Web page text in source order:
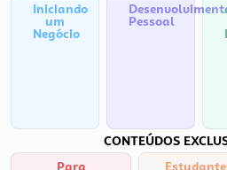
Iniciando
um
Negócio
Pessoal
CONTEÚDOS
Para